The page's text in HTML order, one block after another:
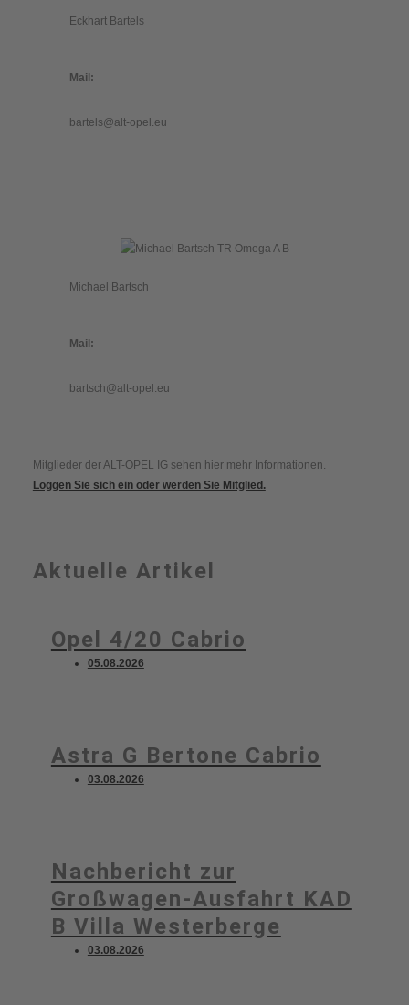
Eckhart Bartels
Mail:
bartels@alt-opel.eu
Michael Bartsch
Mail:
bartsch@alt-opel.eu
Mitglieder der ALT-OPEL IG sehen hier mehr Informationen.
Loggen Sie sich ein oder werden Sie Mitglied.
Aktuelle Artikel
Opel 4/20 Cabrio
05.08.2026
Astra G Bertone Cabrio
03.08.2026
Nachbericht zur
Großwagen-Ausfahrt KAD
B Villa Westerberge
03.08.2026